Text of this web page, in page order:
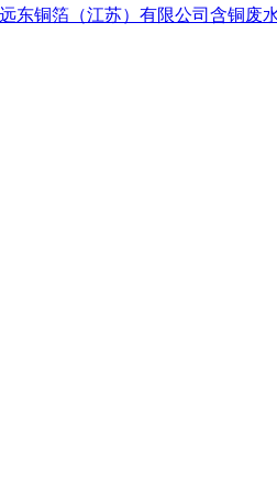
远东铜箔（江苏）有限公司含铜废